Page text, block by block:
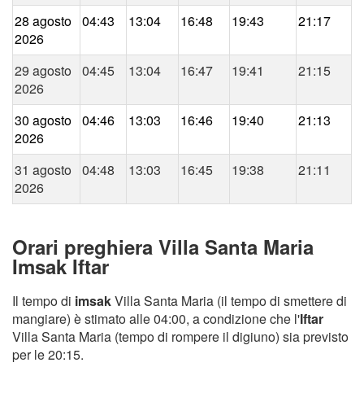
28 agosto
2026
04:43 13:04 16:48 19:43 21:17
29 agosto
2026
04:45 13:04 16:47 19:41 21:15
30 agosto
2026
04:46 13:03 16:46 19:40 21:13
31 agosto
2026
04:48 13:03 16:45 19:38 21:11
Orari preghiera Villa Santa Maria
Imsak Iftar
Il tempo di imsakVilla Santa Maria (il tempo di smettere di
mangiare) è stimato alle 04:00, a condizione che l'Iftar
Villa Santa Maria (tempo di rompere il digiuno) sia previsto
per le 20:15.